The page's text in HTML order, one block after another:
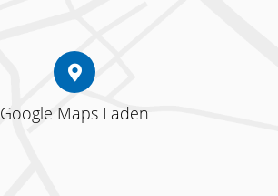
Google Maps Laden